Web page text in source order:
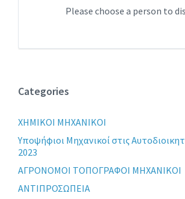
Please choose a person to
Categories
XHMIKOI MHXANIKOI
Yποψήφιοι Μηχανικοί στις
2023
ΑΓΡΟΝΟΜΟΙ ΤΟΠΟΓΡΑΦΟΙ ΜΗΧΑΝΙΚΟΙ
ΑΝΤΙΠΡΟΣΩΠΕΙΑ